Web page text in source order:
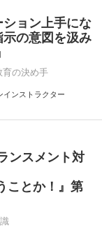
ョン上手にな
の意図を汲み
育の決め手
インストラクター
ンスメント対
ことか！』第